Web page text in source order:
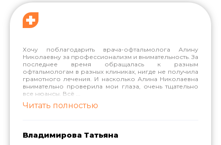
Хочу поблагодарить врача-офтальмолога Алину
Николаевну за профессионализм и внимательность. За
последнее время обращалась к разным
офтальмологам в разных клиниках, нигде не получила
грамотного лечения. И насколько Алина Николаевна
внимательно проверила мои глаза, очень тщательно
все нюансы. Всё
Читать полностью
Владимирова Татьяна